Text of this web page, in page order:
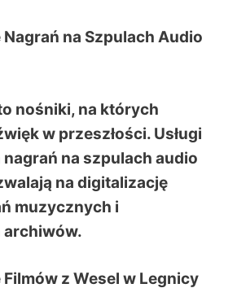
na Szpulach Audio
nośniki, na których
w przeszłości. Usługi
na szpulach audio
na digitalizację
muzycznych i
z Wesel w Legnicy